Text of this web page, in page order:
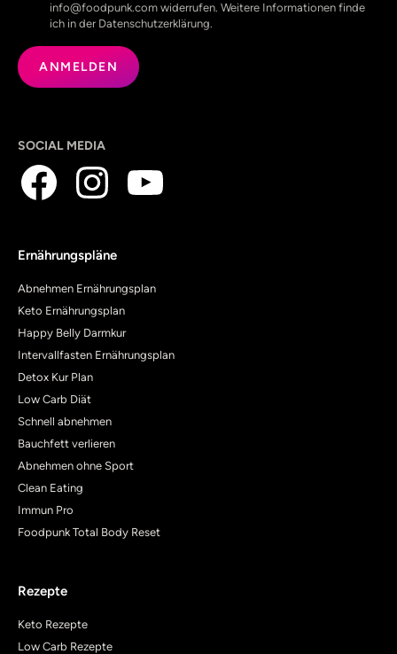
info@foodpunk.com widerrufen. Weitere Informationen finde
ich in der Datenschutzerklärung.
SOCIAL MEDIA
Ernährungspläne
Abnehmen Ernährungsplan
Keto Ernährungsplan
Happy Belly Darmkur
Intervallfasten Ernährungsplan
Detox Kur Plan
Low Carb Diät
Schnell abnehmen
Bauchfett verlieren
Abnehmen ohne Sport
Clean Eating
Immun Pro
Foodpunk Total Body Reset
Rezepte
Keto Rezepte
Low Carb Rezepte